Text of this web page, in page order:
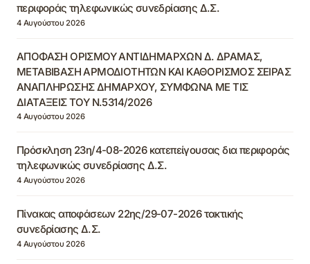
περιφοράς τηλεφωνικώς συνεδρίασης Δ.Σ.
4 Αυγούστου 2026
ΑΠΟΦΑΣΗ ΟΡΙΣΜΟΥ ΑΝΤΙΔΗΜΑΡΧΩΝ Δ. ΔΡΑΜΑΣ,
ΜΕΤΑΒΙΒΑΣΗ ΑΡΜΟΔΙΟΤΗΤΩΝ ΚΑΙ ΚΑΘΟΡΙΣΜΟΣ ΣΕΙΡΑΣ
ΑΝΑΠΛΗΡΩΣΗΣ ΔΗΜΑΡΧΟΥ, ΣΥΜΦΩΝΑ ΜΕ ΤΙΣ
ΔΙΑΤΑΞΕΙΣ ΤΟΥ Ν.5314/2026
4 Αυγούστου 2026
Πρόσκληση 23η/4-08-2026 κατεπείγουσας δια περιφοράς
τηλεφωνικώς συνεδρίασης Δ.Σ.
4 Αυγούστου 2026
Πίνακας αποφάσεων 22ης/29-07-2026 τακτικής
συνεδρίασης Δ.Σ.
4 Αυγούστου 2026